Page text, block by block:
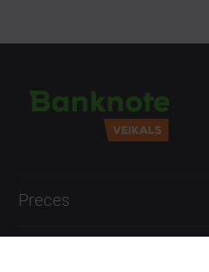
Preces